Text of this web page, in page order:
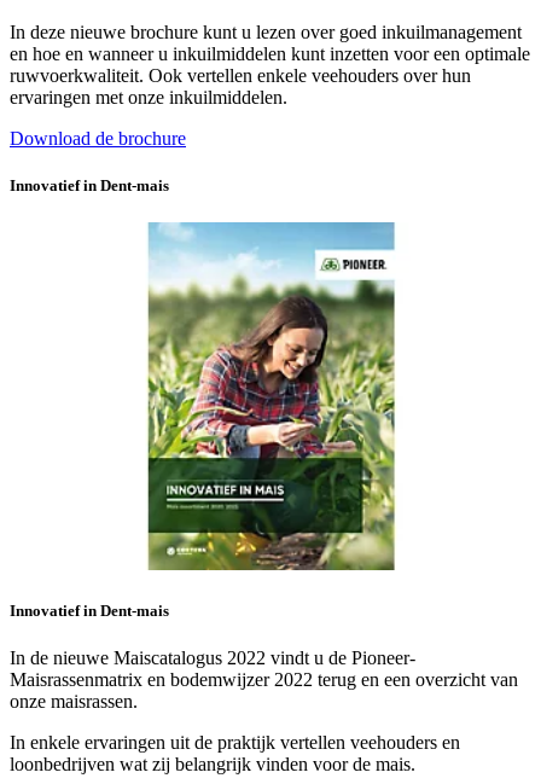
In deze nieuwe brochure kunt u lezen over goed inkuilmanagement
en hoe en wanneer u inkuilmiddelen kunt inzetten voor een optimale
ruwvoerkwaliteit. Ook vertellen enkele veehouders over hun
ervaringen met onze inkuilmiddelen.
Download de brochure
Innovatief in Dent-mais
Innovatief in Dent-mais
In de nieuwe Maiscatalogus 2022 vindt u de Pioneer-
Maisrassenmatrix en bodemwijzer 2022 terug en een overzicht van
onze maisrassen.
In enkele ervaringen uit de praktijk vertellen veehouders en
loonbedrijven wat zij belangrijk vinden voor de mais.